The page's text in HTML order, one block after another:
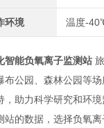
环境 温度-
智能负氧离子监测站
布公园、森林公园等
，助力科学研究和环
站的数据，选择负氧